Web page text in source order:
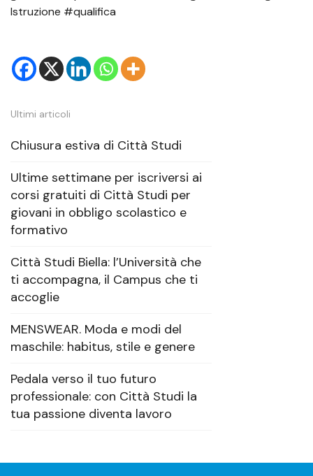
Istruzione #qualifica
Ultimi articoli
Chiusura estiva di Città Studi
Ultime settimane per iscriversi ai
corsi gratuiti di Città Studi per
giovani in obbligo scolastico e
formativo
Città Studi Biella: l’Università che
ti accompagna, il Campus che ti
accoglie
MENSWEAR. Moda e modi del
maschile: habitus, stile e genere
Pedala verso il tuo futuro
professionale: con Città Studi la
tua passione diventa lavoro